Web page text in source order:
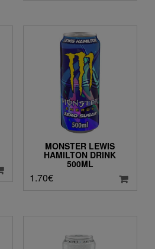
MONSTER LEWIS
HAMILTON DRINK
500ML
1.70€